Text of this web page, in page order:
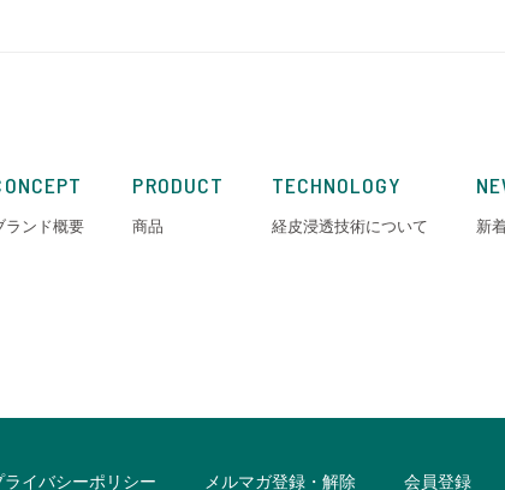
ランド概要
PRODUCT
商品
TECHNOLOGY
経皮浸透技術について 新
ライバシーポリシー メルマガ登録・解除 会員登録